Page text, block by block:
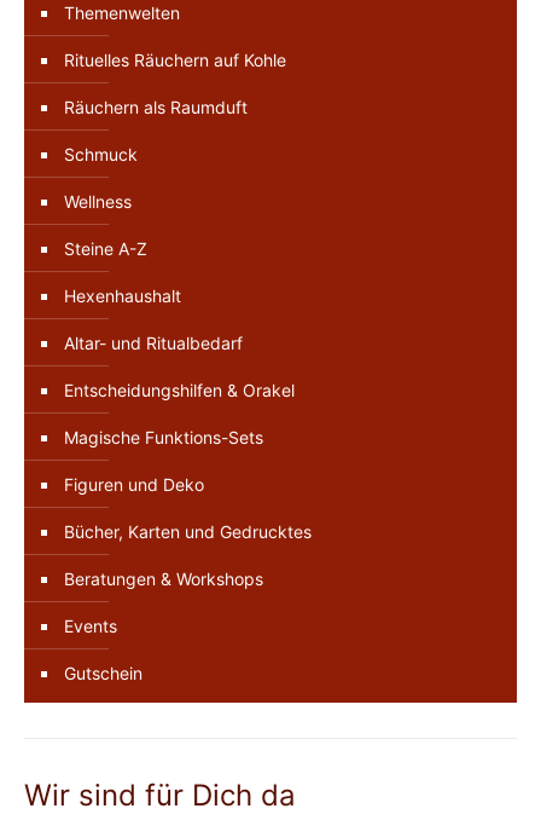
Themenwelten
Rituelles Räuchern auf Kohle
Räuchern als Raumduft
Schmuck
Wellness
Steine A-Z
Hexenhaushalt
Altar- und Ritualbedarf
Entscheidungshilfen & Orakel
Magische Funktions-Sets
Figuren und Deko
Bücher, Karten und Gedrucktes
Beratungen & Workshops
Events
Gutschein
Wir sind für Dich da